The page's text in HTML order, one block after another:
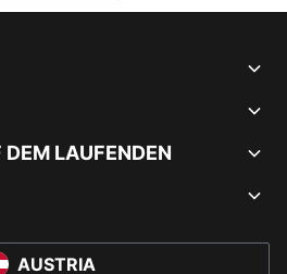
LAUFENDEN
AUSTRIA